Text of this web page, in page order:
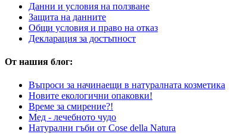
Данни и условия на ползване
Защита на данните
Общи условия и право на отказ
Декларация за достъпност
От нашия блог:
Въпроси за начинаещи в натуралната козметика
Новите екологични опаковки!
Време за смирение?!
Мед - лечебното чудо
Натурални гъби от Cose della Natura